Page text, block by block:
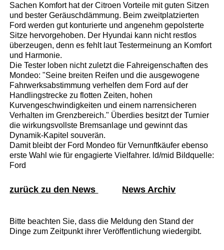
Sachen Komfort hat der Citroen Vorteile mit guten Sitzen
und bester Geräuschdämmung. Beim zweitplatzierten
Ford werden gut konturierte und angenehm gepolsterte
Sitze hervorgehoben. Der Hyundai kann nicht restlos
überzeugen, denn es fehlt laut Testermeinung an Komfort
und Harmonie.
Die Tester loben nicht zuletzt die Fahreigenschaften des
Mondeo: "Seine breiten Reifen und die ausgewogene
Fahrwerksabstimmung verhelfen dem Ford auf der
Handlingstrecke zu flotten Zeiten, hohen
Kurvengeschwindigkeiten und einem narrensicheren
Verhalten im Grenzbereich." Überdies besitzt der Turnier
die wirkungsvollste Bremsanlage und gewinnt das
Dynamik-Kapitel souverän.
Damit bleibt der Ford Mondeo für Vernunftkäufer ebenso
erste Wahl wie für engagierte Vielfahrer. ld/mid Bildquelle:
Ford
zurück zu den News News Archiv
Bitte beachten Sie, dass die Meldung den Stand der
Dinge zum Zeitpunkt ihrer Veröffentlichung wiedergibt.